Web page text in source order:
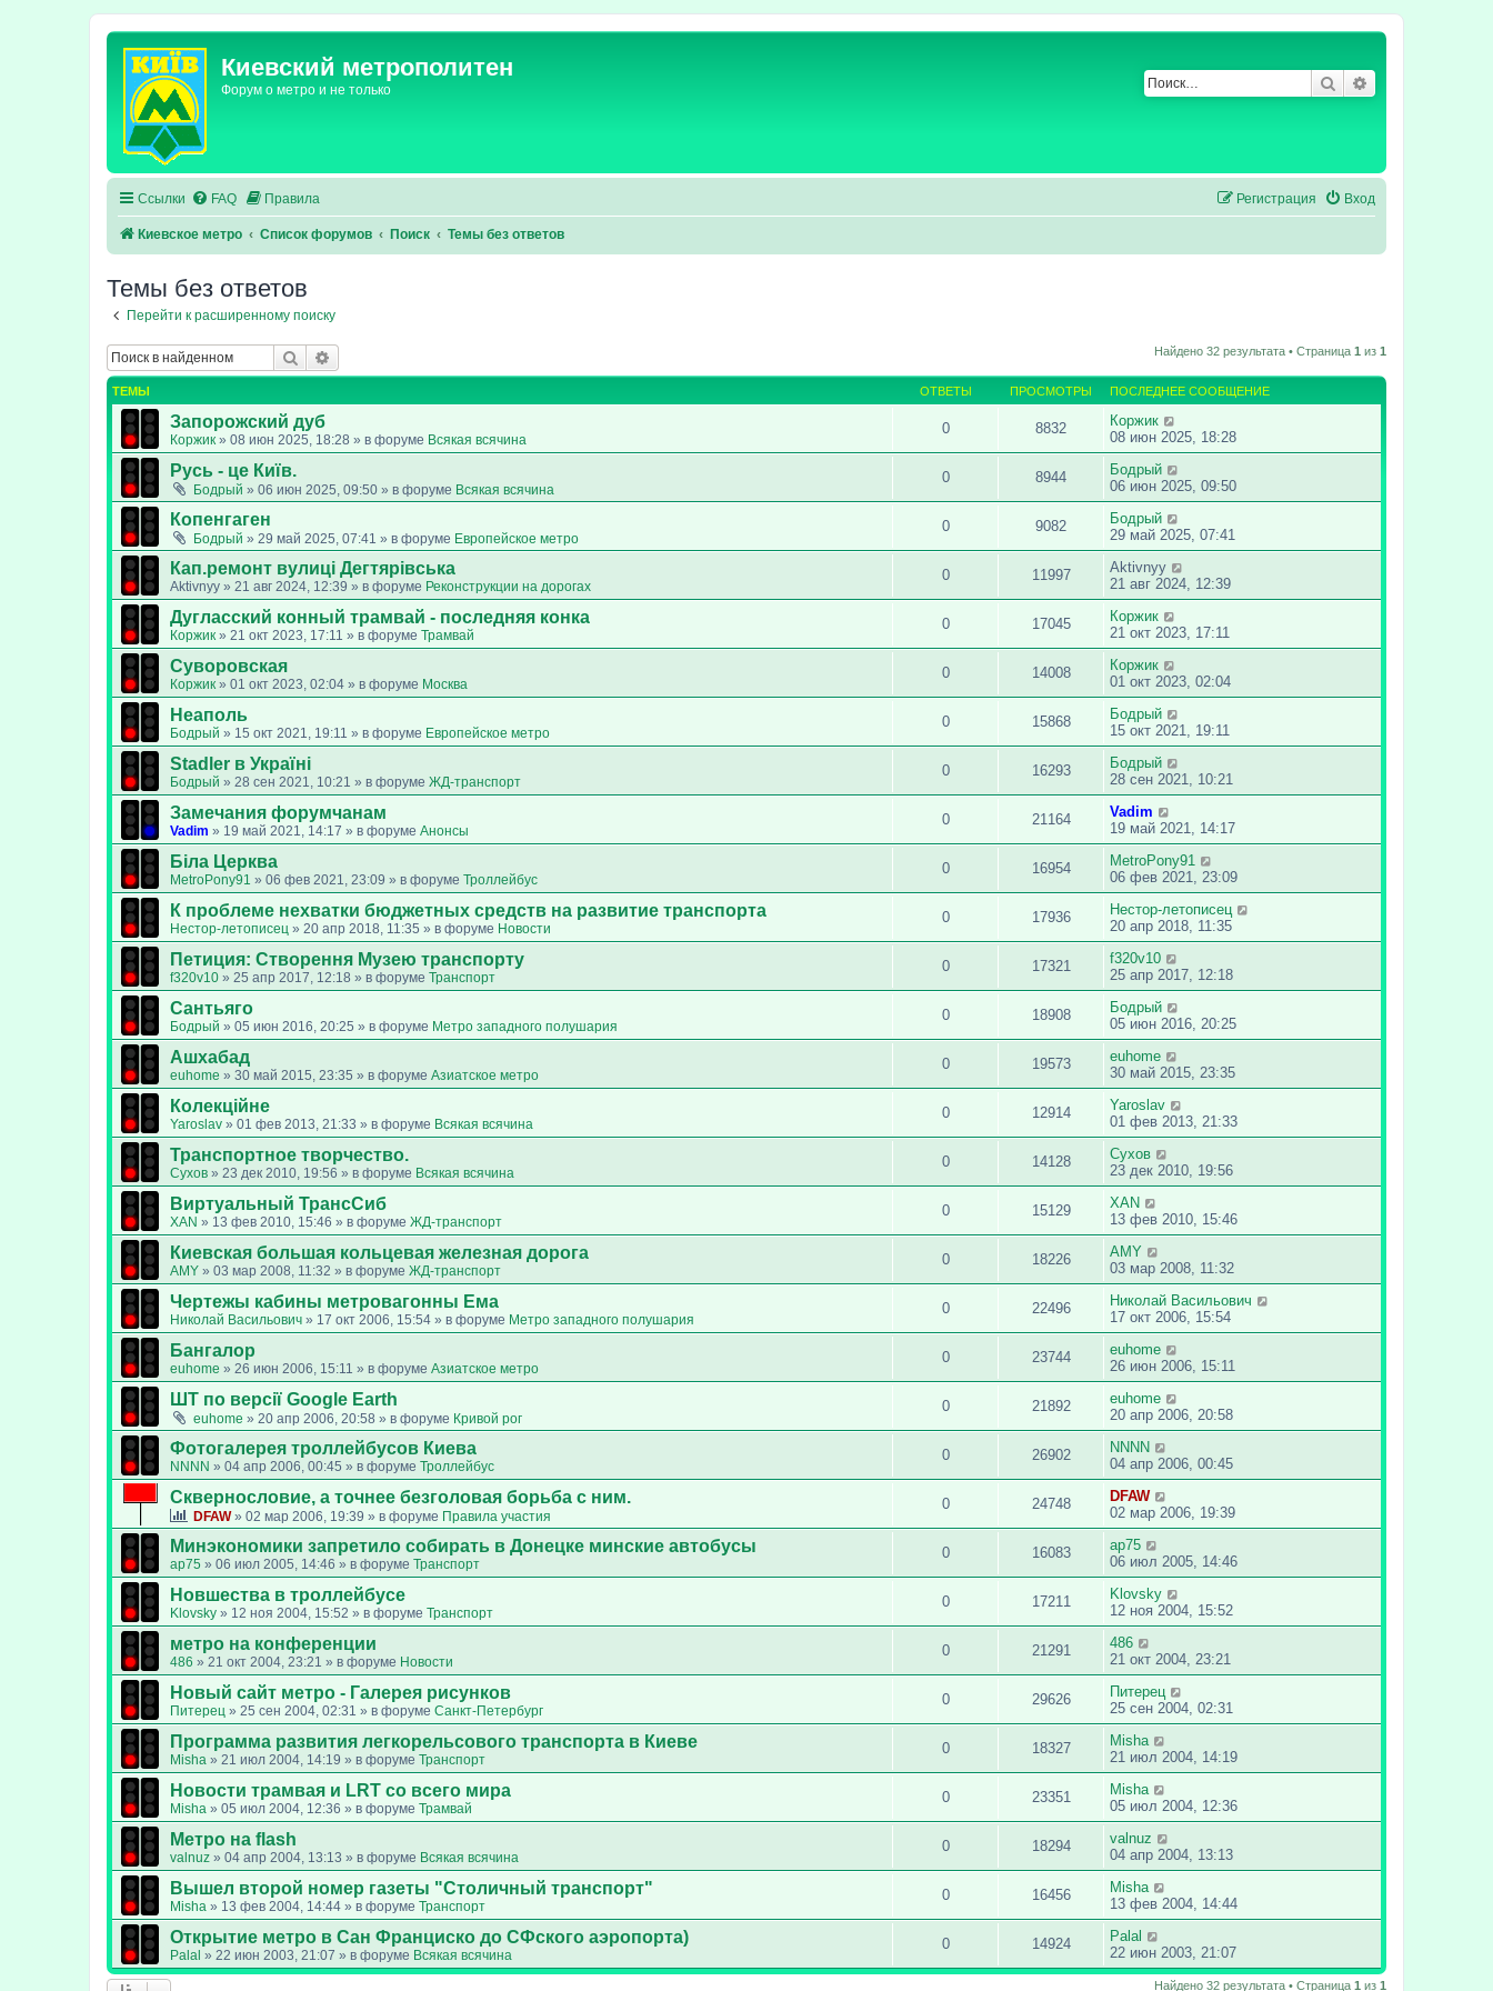
Киевский метрополитен
Форум о метро и не только Поиск
Ссылки FAQ Правила Вход
Регистрация
Киевское метро Список форумов Поиск Темы без ответов
Темы без ответов
Перейти к расширенному поиску
Поиск Найдено 32 результата • Страница 1 из 1
ТЕМЫ ОТВЕТЫ ПРОСМОТРЫ ПОСЛЕДНЕЕ СООБЩЕНИЕ
Запорожский дуб
Коржик » 08 июн 2025, 18:28 » в форуме Всякая всячина
0 8832
Коржик
08 июн 2025, 18:28
Русь - це Київ.
Бодрый » 06 июн 2025, 09:50 » в форуме Всякая всячина
0 8944
Бодрый
06 июн 2025, 09:50
Копенгаген
Бодрый » 29 май 2025, 07:41 » в форуме Европейское метро
0 9082
Бодрый
29 май 2025, 07:41
Кап.ремонт вулиці Дегтярівська
Aktivnyy » 21 авг 2024, 12:39 » в форуме Реконструкции на дорогах
0 11997
Aktivnyy
21 авг 2024, 12:39
Дугласский конный трамвай - последняя конка
Коржик » 21 окт 2023, 17:11 » в форуме Трамвай
0 17045
Коржик
21 окт 2023, 17:11
Суворовская
Коржик » 01 окт 2023, 02:04 » в форуме Москва
0 14008
Коржик
01 окт 2023, 02:04
Неаполь
Бодрый » 15 окт 2021, 19:11 » в форуме Европейское метро
0 15868
Бодрый
15 окт 2021, 19:11
Stadler в Україні
Бодрый » 28 сен 2021, 10:21 » в форуме ЖД-транспорт
0 16293
Бодрый
28 сен 2021, 10:21
Замечания форумчанам
Vadim » 19 май 2021, 14:17 » в форуме Анонсы
0 21164
Vadim
19 май 2021, 14:17
Біла Церква
MetroPony91 » 06 фев 2021, 23:09 » в форуме Троллейбус
0 16954
MetroPony91
06 фев 2021, 23:09
К проблеме нехватки бюджетных средств на развитие транспорта
Нестор-летописец » 20 апр 2018, 11:35 » в форуме Новости
0 17936
Нестор-летописец
20 апр 2018, 11:35
Петиция: Cтворення Музею транспорту
f320v10 » 25 апр 2017, 12:18 » в форуме Транспорт
0 17321
f320v10
25 апр 2017, 12:18
Сантьяго
Бодрый » 05 июн 2016, 20:25 » в форуме Метро западного полушария
0 18908
Бодрый
05 июн 2016, 20:25
Ашхабад
euhome » 30 май 2015, 23:35 » в форуме Азиатское метро
0 19573
euhome
30 май 2015, 23:35
Колекційне
Yaroslav » 01 фев 2013, 21:33 » в форуме Всякая всячина
0 12914
Yaroslav
01 фев 2013, 21:33
Транспортное творчество.
Сухов » 23 дек 2010, 19:56 » в форуме Всякая всячина
0 14128
Сухов
23 дек 2010, 19:56
Виртуальный ТрансСиб
XAN » 13 фев 2010, 15:46 » в форуме ЖД-транспорт
0 15129
XAN
13 фев 2010, 15:46
Киевская большая кольцевая железная дорога
AMY » 03 мар 2008, 11:32 » в форуме ЖД-транспорт
0 18226
AMY
03 мар 2008, 11:32
Чертежы кабины метровагонны Ема
Николай Васильович » 17 окт 2006, 15:54 » в форуме Метро западного полушария
0 22496
Николай Васильович
17 окт 2006, 15:54
Бангалор
euhome » 26 июн 2006, 15:11 » в форуме Азиатское метро
0 23744
euhome
26 июн 2006, 15:11
ШТ по версії Google Earth
euhome » 20 апр 2006, 20:58 » в форуме Кривой рог
0 21892
euhome
20 апр 2006, 20:58
Фотогалерея троллейбусов Киева
NNNN » 04 апр 2006, 00:45 » в форуме Троллейбус
0 26902
NNNN
04 апр 2006, 00:45
Сквернословие, а точнее безголовая борьба с ним.
DFAW» 02 мар 2006, 19:39 » в форуме Правила участия
0 24748
DFAW
02 мар 2006, 19:39
Минэкономики запретило собирать в Донецке минские автобусы
ap75 » 06 июл 2005, 14:46 » в форуме Транспорт
0 16083
ap75
06 июл 2005, 14:46
Новшества в троллейбусе
Klovsky » 12 ноя 2004, 15:52 » в форуме Транспорт
0 17211
Klovsky
12 ноя 2004, 15:52
метро на конференции
486 » 21 окт 2004, 23:21 » в форуме Новости
0 21291
486
21 окт 2004, 23:21
Новый сайт метро - Галерея рисунков
Питерец » 25 сен 2004, 02:31 » в форуме Санкт-Петербург
0 29626
Питерец
25 сен 2004, 02:31
Программа развития легкорельсового транспорта в Киеве
Misha » 21 июл 2004, 14:19 » в форуме Транспорт
0 18327
Misha
21 июл 2004, 14:19
Новости трамвая и LRT со всего мира
Misha » 05 июл 2004, 12:36 » в форуме Трамвай
0 23351
Misha
05 июл 2004, 12:36
Метро на flash
valnuz » 04 апр 2004, 13:13 » в форуме Всякая всячина
0 18294
valnuz
04 апр 2004, 13:13
Вышел второй номер газеты "Столичный транспорт"
Misha » 13 фев 2004, 14:44 » в форуме Транспорт
0 16456
Misha
13 фев 2004, 14:44
Открытие метро в Сан Франциско до СФского аэропорта)
Palal » 22 июн 2003, 21:07 » в форуме Всякая всячина
0 14924
Palal
22 июн 2003, 21:07
Найдено 32 результата • Страница 1 из 1